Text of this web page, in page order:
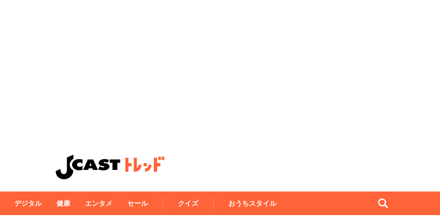
デジタル 健康 エンタメ セール クイズ おうちスタイル